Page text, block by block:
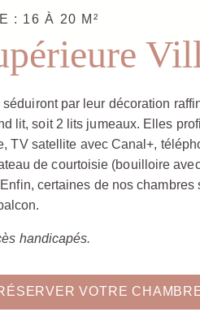
: 16 À 20 M²
par leur décoration
lit, soit 2 lits jumeaux. Elles
TV satellite avec Canal+,
de courtoisie (bouilloire
certaines de nos chambres
handicapés.
VOTRE